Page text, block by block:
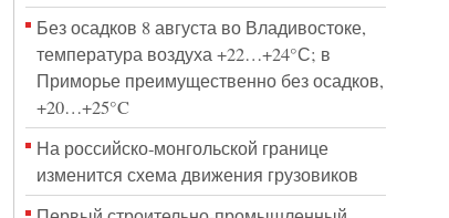
Без осадков 8 августа во Владивостоке,
температура воздуха +22…+24°С; в
Приморье преимущественно без осадков,
+20…+25°C
На российско‑монгольской границе
изменится схема движения грузовиков